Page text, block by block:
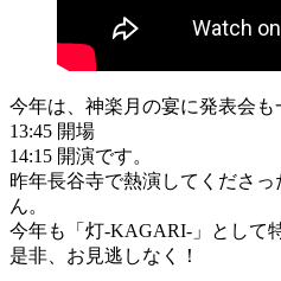
今年は、神楽月の宴に発表会も
13:45 開場
14:15 開演です。
昨年長谷寺で熱演してくださ
ん。
今年も「灯-KAGARI-」として
是非、お見逃しなく！